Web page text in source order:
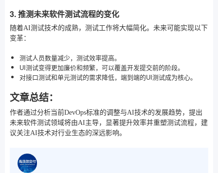
3. 推测未来软件测试流程的变化
随着AI测试技术的成熟，测试工作将大幅简化。未来可能实现以下
变革：
测试人员数量减少，测试效率提高。
UI测试变得更加廉价和频繁，可以覆盖开发提交前的阶段。
对接口测试和单元测试的需求降低，端到端的UI测试成为核心。
文章总结：
作者通过分析当前DevOps标准的调整与AI技术的发展趋势，提出
未来软件测试领域将由AI主导，显著提升效率并重塑测试流程，建
议关注AI技术对行业生态的深远影响。